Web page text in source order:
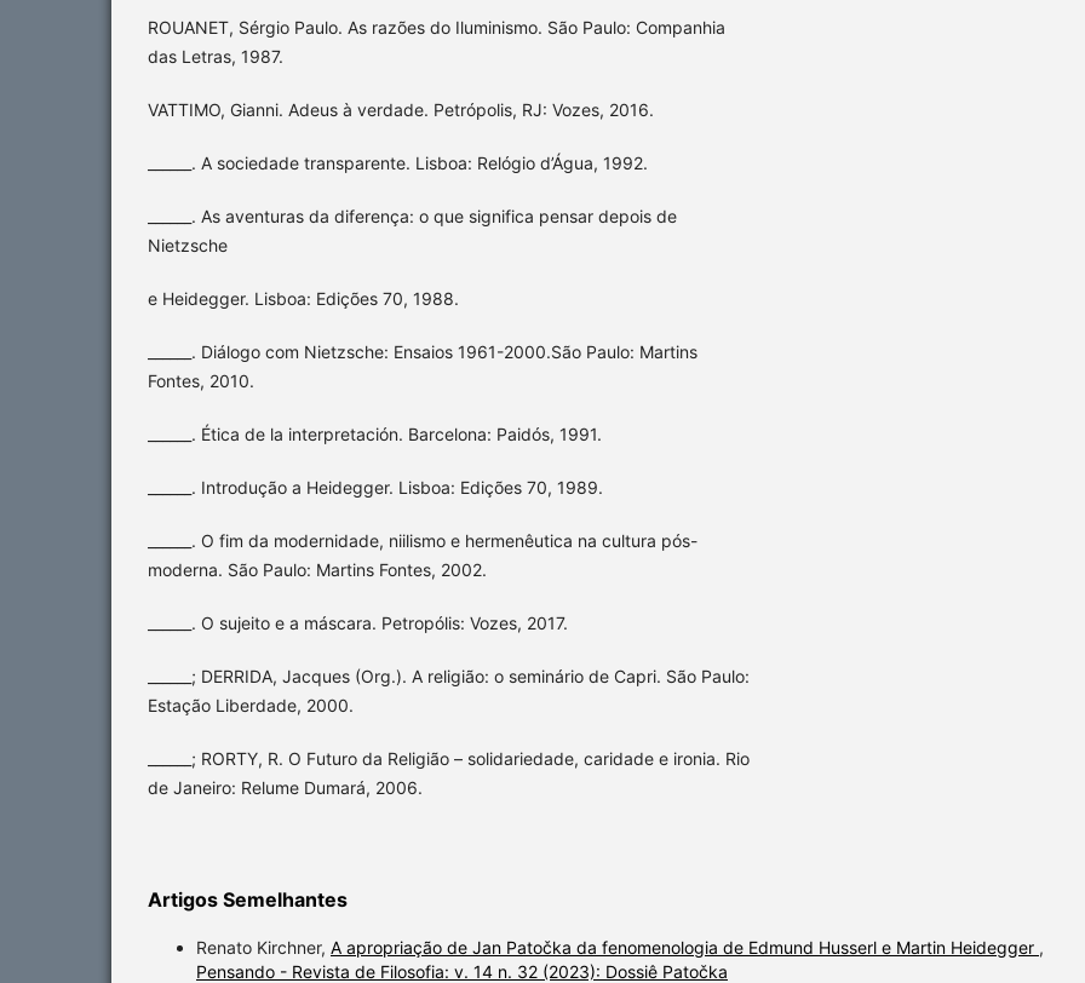
ROUANET, Sérgio Paulo. As razões do Iluminismo. São Paulo: Companhia
das Letras, 1987.
VATTIMO, Gianni. Adeus à verdade. Petrópolis, RJ: Vozes, 2016.
______. A sociedade transparente. Lisboa: Relógio d’Água, 1992.
______. As aventuras da diferença: o que significa pensar depois de
Nietzsche
e Heidegger. Lisboa: Edições 70, 1988.
______. Diálogo com Nietzsche: Ensaios 1961-2000.São Paulo: Martins
Fontes, 2010.
______. Ética de la interpretación. Barcelona: Paidós, 1991.
______. Introdução a Heidegger. Lisboa: Edições 70, 1989.
______. O fim da modernidade, niilismo e hermenêutica na cultura pós-
moderna. São Paulo: Martins Fontes, 2002.
______. O sujeito e a máscara. Petropólis: Vozes, 2017.
______; DERRIDA, Jacques (Org.). A religião: o seminário de Capri. São Paulo:
Estação Liberdade, 2000.
______; RORTY, R. O Futuro da Religião – solidariedade, caridade e ironia. Rio
de Janeiro: Relume Dumará, 2006.
Artigos Semelhantes
Renato Kirchner, A apropriação de Jan Patočka da fenomenologia de Edmund Husserl e Martin Heidegger ,
Pensando - Revista de Filosofia: v. 14 n. 32 (2023): Dossiê Patočka